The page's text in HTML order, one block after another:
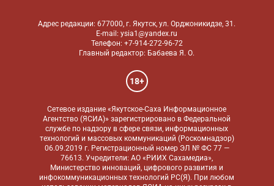
Адрес редакции: 677000, г. Якутск, ул. Орджоникидзе, 31.
E-mail: ysia1@yandex.ru
Телефон: +7-914-272-96-72
Главный редактор: Бабаева Я. О.
18+
Сетевое издание «Якутское-Саха Информационное
Агентство (ЯСИА)» зарегистрировано в Федеральной
службе по надзору в сфере связи, информационных
технологий и массовых коммуникаций (Роскомнадзор)
06.09.2019 г. Регистрационный номер ЭЛ № ФС 77 —
76613. Учредители: АО «РИИХ Сахамедиа»,
Министерство инноваций, цифрового развития и
инфокоммуникационных технологий РС(Я). При любом